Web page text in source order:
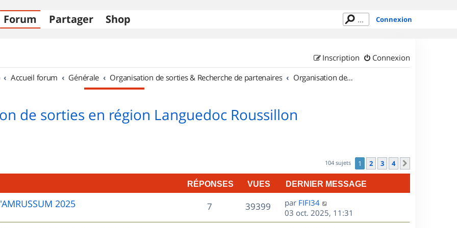
Forum Partager Shop Connexion
Connexion
Inscription
Accueil forum Générale Organisation de sorties & Recherche de partenaires Organisation de sorties en région Languedoc Roussillon
de sorties en région Languedoc Roussillon
104 sujets 1 2 3 4
RÉPONSES VUES DERNIER MESSAGE
2025 7R
é
39399V
u
D
e
r
par FIFI34
03 oct. 2025, 11:31